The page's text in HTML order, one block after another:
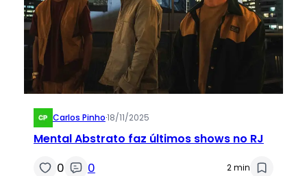
Carlos Pinho·18/11/2025
Mental Abstrato faz últimos shows no RJ
0 0 2 min